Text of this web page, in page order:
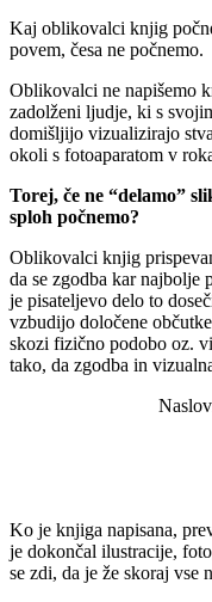
Kaj oblikovalci knjig
povem, česa ne počnemo.
Oblikovalci ne napišemo
zadolženi ljudje, ki s
domišljijo vizualizirajo
okoli s fotoaparatom v
Torej, če ne “delamo”
sploh počnemo?
Oblikovalci knjig
da se zgodba kar
je pisateljevo delo to
vzbudijo določene
skozi fizično podobo oz.
tako, da zgodba in
Ko je knjiga napisana,
je dokončal ilustracije,
se zdi, da je že skoraj vse